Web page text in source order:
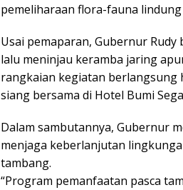
pemeliharaan flora-fauna
Usai pemaparan, Gubernur
lalu meninjau keramba jaring
rangkaian kegiatan berlangsung
siang bersama di Hotel Bumi
Dalam sambutannya, Gubernur
menjaga keberlanjutan
tambang.
“Program pemanfaatan pasca